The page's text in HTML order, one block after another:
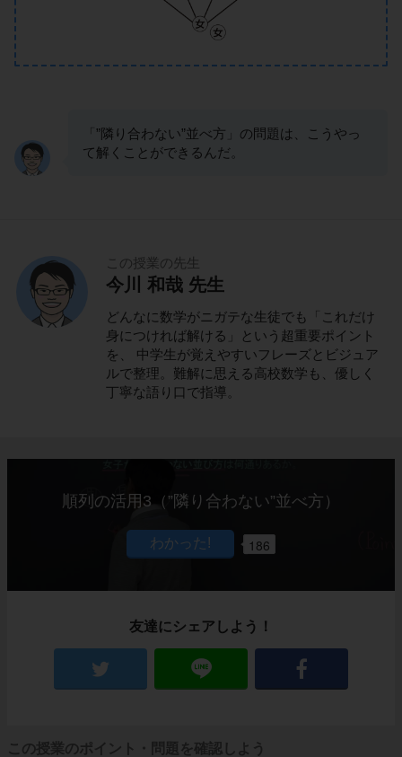
「”隣り合わない”並べ方」の問題は、こうやっ
て解くことができるんだ。
この授業の先生
今川 和哉 先生
どんなに数学がニガテな生徒でも「これだけ
身につければ解ける」という超重要ポイント
を、 中学生が覚えやすいフレーズとビジュア
ルで整理。難解に思える高校数学も、優しく
丁寧な語り口で指導。
順列の活用3（”隣り合わない”並べ方）
186
友達にシェアしよう！
この授業のポイント・問題を確認しよう